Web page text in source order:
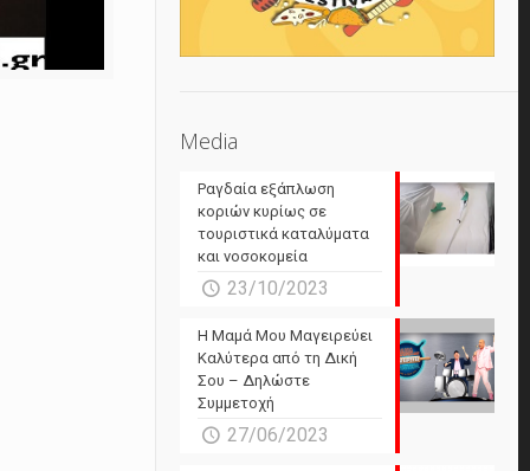
Media
Ραγδαία εξάπλωση
κοριών κυρίως σε
τουριστικά καταλύματα
και νοσοκομεία
23/10/2023
Η Μαμά Μου Μαγειρεύει
Καλύτερα από τη Δική
Σου – Δηλώστε
Συμμετοχή
27/06/2023